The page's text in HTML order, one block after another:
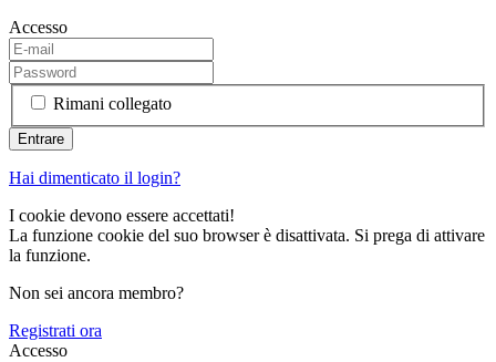
Accesso
Rimani collegato
Hai dimenticato il login?
I cookie devono essere accettati!
La funzione cookie del suo browser è disattivata. Si prega di attivare
la funzione.
Non sei ancora membro?
Registrati ora
Accesso